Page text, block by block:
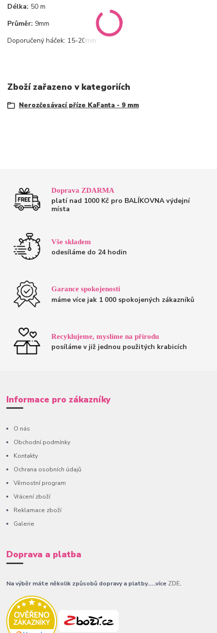
Délka: 50 m
Průměr: 9mm
Doporučený háček: 15-20mm
Zboží zařazeno v kategoriích
Nerozčesávací příze KaFanta - 9 mm
Doprava ZDARMA
platí nad 1000 Kč pro BALÍKOVNA výdejní
místa
Vše skladem
odesíláme do 24 hodin
Garance spokojenosti
máme více jak 1 000 spokojených zákazníků
Recyklujeme, myslíme na přírodu
posíláme v již jednou použitých krabicích
Informace pro zákazníky
O nás
Obchodní podmínky
Kontakty
Ochrana osobních údajů
Věrnostní program
Vrácení zboží
Reklamace zboží
Galerie
Doprava a platba
Na výběr máte několik způsobů dopravy a platby......více ZDE.